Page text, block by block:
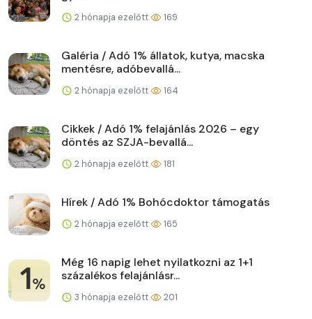
2 hónapja ezelőtt 169
Galéria / Adó 1% állatok, kutya, macska
mentésre, adóbevallá...
2 hónapja ezelőtt 164
Cikkek / Adó 1% felajánlás 2026 – egy
döntés az SZJA-bevallá...
2 hónapja ezelőtt 181
Hírek / Adó 1% Bohócdoktor támogatás
2 hónapja ezelőtt 165
Még 16 napig lehet nyilatkozni az 1+1
százalékos felajánlásr...
3 hónapja ezelőtt 201